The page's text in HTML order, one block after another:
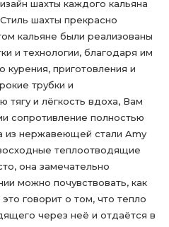
шахты каждого кальяна
шахты прекрасно
кальяне были реализованы
и технологии, благодаря им
курения, приготовления и
трубки и
тягу и лёгкость вдоха, Вам
сопротивление полностью
из нержавеющей стали Amy
теплоотводящие
она замечательно
можно почувствовать, как
говорит о том, что тепло
через неё и отдаётся в